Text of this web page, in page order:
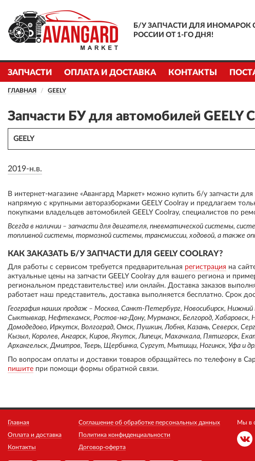
Б/У ЗАПЧАСТИ ДЛЯ ИНОМАРОК
РОССИИ ОТ 1-ГО ДНЯ!
ЗАПЧАСТИ ОПЛАТА И ДОСТАВКА КОНТАКТЫ
ГЛАВНАЯ GEELY
Запчасти БУ для автомобилей GEELY
GEELY
2019-н.в.
В интернет-магазине «Авангард Маркет» можно купить б/у запчасти
напрямую с крупными авторазборками GEELY Coolray и предлагаем
покупками владельцев автомобилей GEELY Coolray, специалистов по
Всегда в наличии – запчасти для двигателя, пневматической системы,
топливной системы, тормозной системы, трансмиссии, ходовой, а также
КАК ЗАКАЗАТЬ Б/У ЗАПЧАСТИ ДЛЯ GEELY COOLRAY?
Для работы с сервисом требуется предварительная регистрация на
актуальные цены на запчасти GEELY Coolray для вашего региона и
региональном представительстве) или онлайн. Доставка заказов
работает наш представитель, доставка выполняется бесплатно. Срок
География наших продаж – Москва, Санкт-Петербург, Новосибирск, Нижний
Сыктывкар, Нефтекамск, Ростов-на-Дону, Мурманск, Белгород, Хабаровск,
Домодедово, Иркутск, Волгоград, Омск, Пушкин, Лобня, Казань, Северск,
Кызыл, Королев, Ангарск, Киров, Якутск, Липецк, Махачкала, Пятигорск,
Архангельск, Дмитров, Тверь, Щербинка, Сургут, Мытищи, Ногинск, Уфа и др.
По вопросам оплаты и доставки товаров обращайтесь по телефону в
пишите при помощи формы обратной связи.
Главная
Оплата и доставка
Контакты
Соглашение об обработке персональных данных
Политика конфиденциальности
Договор-оферта
Мы в